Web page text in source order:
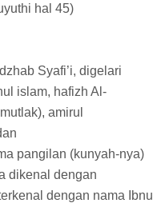
hal 45)
Syafi’i, digelari
islam, hafizh Al-
amirul
pangilan (kunyah-nya)
dikenal dengan
dengan nama Ibnu